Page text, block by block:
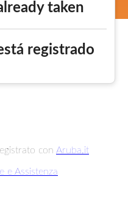
taken
registrado
con Aruba.it
e Assistenza